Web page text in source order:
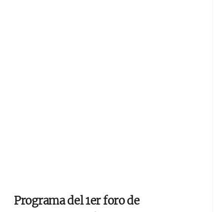
Programa del 1er foro de